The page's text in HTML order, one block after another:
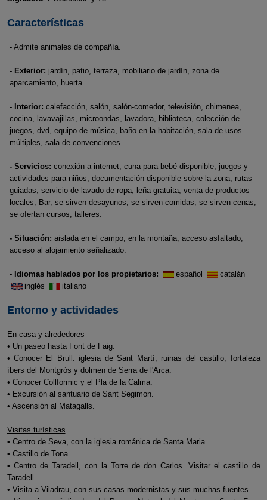
Características
- Admite animales de compañía.
- Exterior: jardín, patio, terraza, mobiliario de jardín, zona de
aparcamiento, huerta.
- Interior: calefacción, salón, salón-comedor, televisión, chimenea,
cocina, lavavajillas, microondas, lavadora, biblioteca, colección de
juegos, dvd, equipo de música, baño en la habitación, sala de usos
múltiples, sala de convenciones.
- Servicios: conexión a internet, cuna para bebé disponible, juegos y
actividades para niños, documentación disponible sobre la zona, rutas
guiadas, servicio de lavado de ropa, leña gratuita, venta de productos
locales, Bar, se sirven desayunos, se sirven comidas, se sirven cenas,
se ofertan cursos, talleres.
- Situación: aislada en el campo, en la montaña, acceso asfaltado,
acceso al alojamiento señalizado.
- Idiomas hablados por los propietarios: español
catalán
inglés
italiano
Entorno y actividades
En casa y alrededores
• Un paseo hasta Font de Faig.
• Conocer El Brull: iglesia de Sant Martí, ruinas del castillo, fortaleza
íbers del Montgrós y dolmen de Serra de l'Arca.
• Conocer Collformic y el Pla de la Calma.
• Excursión al santuario de Sant Segimon.
• Ascensión al Matagalls.
Visitas turísticas
• Centro de Seva, con la iglesia románica de Santa Maria.
• Castillo de Tona.
• Centro de Taradell, con la Torre de don Carlos. Visitar el castillo de
Taradell.
• Visita a Viladrau, con sus casas modernistas y sus muchas fuentes.